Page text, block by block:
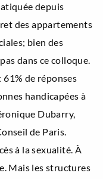
depuis
des appartements
bien des
dans ce colloque.
de réponses
handicapées à
Dubarry,
de Paris.
à la sexualité. À
Mais les structures